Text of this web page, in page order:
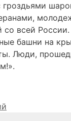
всей России.
башни на
Люди,